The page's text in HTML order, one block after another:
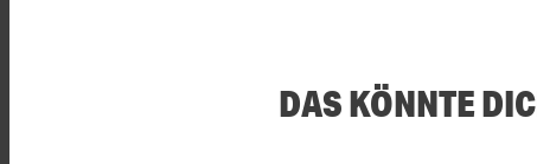
DAS KÖNNTE